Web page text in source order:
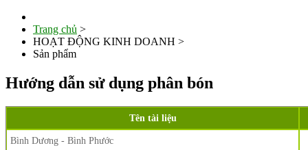
Trang chủ >
HOẠT ĐỘNG KINH DOANH >
Sản phẩm
Hướng dẫn sử dụng phân bón
Tên tài liệu
Bình Dương - Bình Phước